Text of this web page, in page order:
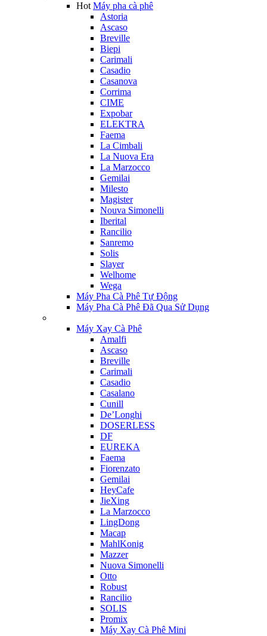
Hot Máy pha cà phê
Astoria
Ascaso
Breville
Biepi
Carimali
Casadio
Casanova
Corrima
CIME
Expobar
ELEKTRA
Faema
La Cimbali
La Nuova Era
La Marzocco
Gemilai
Milesto
Magister
Nouva Simonelli
Iberital
Rancilio
Sanremo
Solis
Slayer
Welhome
Wega
Máy Pha Cà Phê Tự Động
Máy Pha Cà Phê Đã Qua Sử Dụng
Máy Xay Cà Phê
Amalfi
Ascaso
Breville
Carimali
Casadio
Casalano
Cunill
De’Longhi
DOSERLESS
DF
EUREKA
Faema
Fiorenzato
Gemilai
HeyCafe
JieXing
La Marzocco
LingDong
Macap
MahlKonig
Mazzer
Nuova Simonelli
Otto
Robust
Rancilio
SOLIS
Promix
Máy Xay Cà Phê Mini